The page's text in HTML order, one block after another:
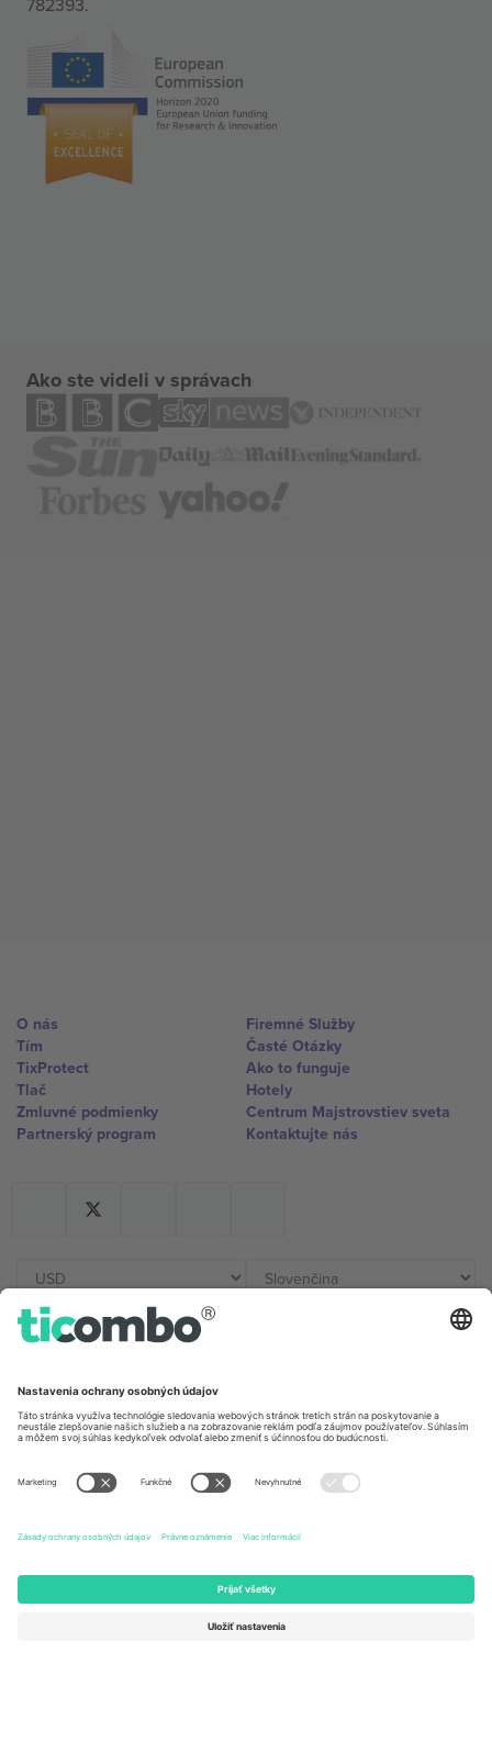
Ako ste videli v správach
O nás
Tím
TixProtect
Tlač
Zmluvné podmienky
Partnerský program
Firemné Služby
Časté Otázky
Ako to funguje
Hotely
Centrum Majstrovstiev sveta
Kontaktujte nás
Unter den Linden 24, 10117
167 City Road, London, Greater
Kingdom
United States
Newark, Delaware 19713, United
States
Switzerland
Engelberg, Switzerland